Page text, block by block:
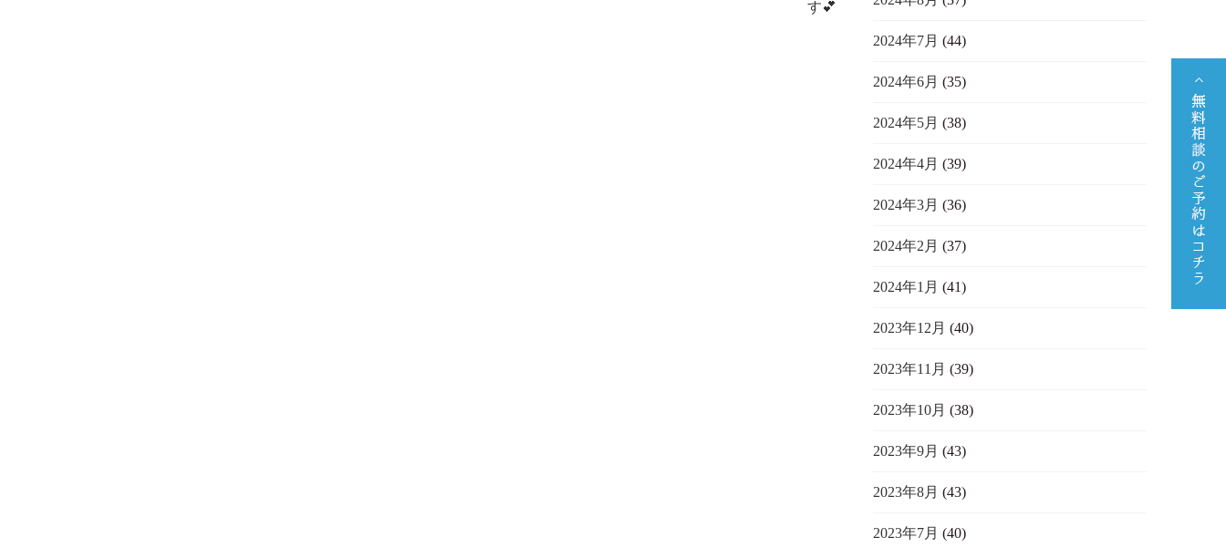
す💕
2024年7月 (44)
2024年6月 (35)
2024年5月 (38)
2024年4月 (39)
2024年3月 (36)
2024年2月 (37)
2024年1月 (41)
2023年12月 (40)
2023年11月 (39)
2023年10月 (38)
2023年9月 (43)
2023年8月 (43)
2023年7月 (40)